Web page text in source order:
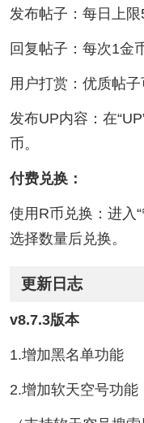
发布帖子：每日上限
回复帖子：每次1金
用户打赏：优质帖子
发布UP内容：在
币。‌‌
付费兑换‌：
使用R币兑换：进入“
选择数量后兑换。‌‌
更新日志
v8.7.3版本
1.增加黑名单功能
2.增加软天空号功能